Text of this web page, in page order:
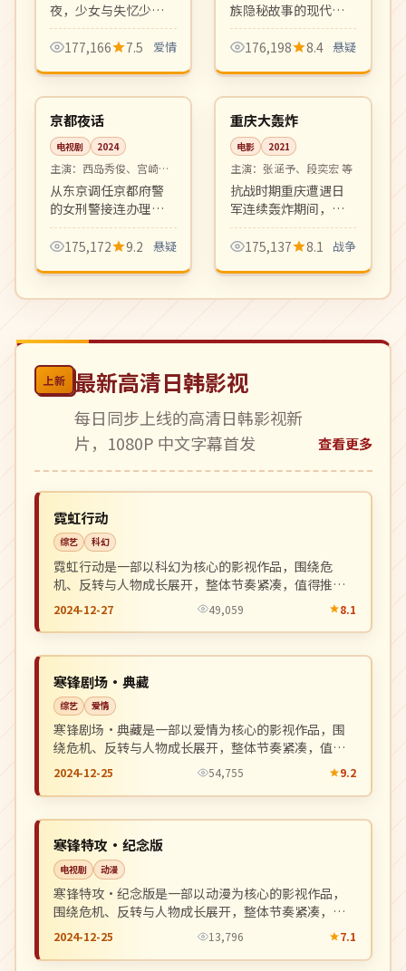
夜，少女与失忆少年
共同寻找消失的旧
友。盛夏与烟火、记
清新爱情电影。
177,166 7.5 爱情
族隐秘故事的现代回
响，每集揭开一层关
于女将与女儿的恩怨
词凝练。
176,198 8.4 悬疑
日本
热播 05:26
京都夜话
电视剧 2024
主演： 西岛秀俊、宫崎葵
等
从东京调任京都府警
的女刑警接连办理涉
及百年茶屋家族的悬
案。京都古都的静谧
涌相互映衬。
175,172 9.2 悬疑
中国
4K 99:05
重庆大轰炸
电影 2021
主演： 张涵予、段奕宏 等
抗战时期重庆遭遇日
军连续轰炸期间，多
个普通家庭与志士的
生死抉择。沉郁厚重
得的大银幕史诗作
品。
175,137 8.1 战争
上新 最新高清日韩影视
每日同步上线的高清日韩影视新
片，1080P 中文字幕首发
查看更多
英国
完结
霓虹行动
综艺 科幻
霓虹行动是一部以科幻为核心的影视作品，围绕危
机、反转与人物成长展开，整体节奏紧凑，值得推荐
观看。
2024-12-27 49,059 8.1
中国
寒锋剧场·典藏
综艺 爱情
寒锋剧场·典藏是一部以爱情为核心的影视作品，围
绕危机、反转与人物成长展开，整体节奏紧凑，值得
推荐观看。
2024-12-25 54,755 9.2
美国
寒锋特攻·纪念版
电视剧 动漫
寒锋特攻·纪念版是一部以动漫为核心的影视作品，
围绕危机、反转与人物成长展开，整体节奏紧凑，值
得推荐观看。
2024-12-25 13,796 7.1